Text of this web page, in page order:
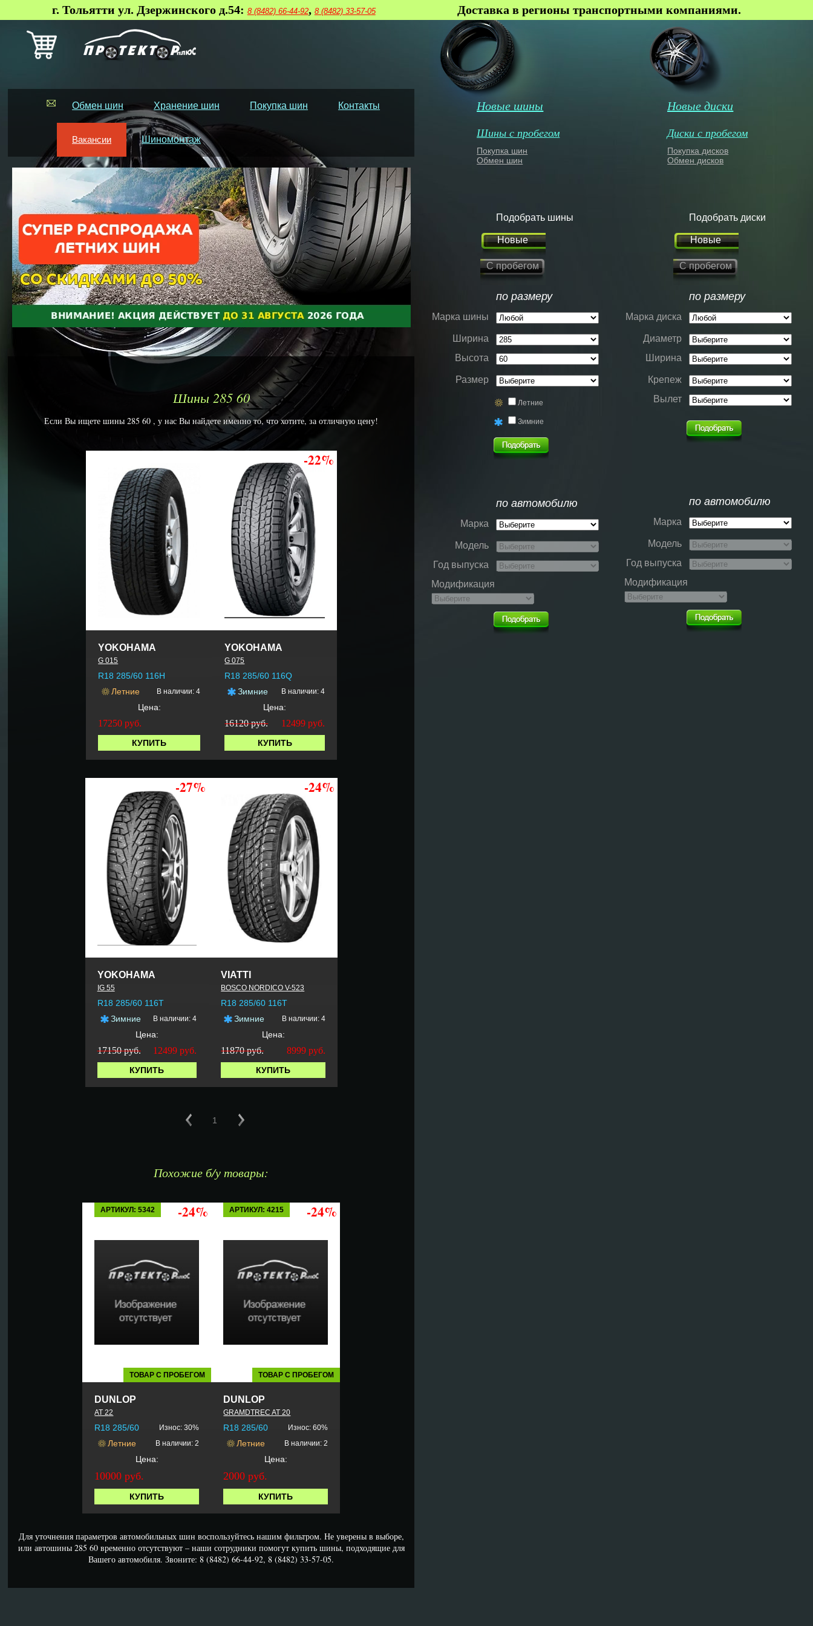
г. Тольятти ул. Дзержинского д.54: 8 (8482) 66-44-92, 8 (8482) 33-57-05 Доставка в регионы транспортными компаниями.
Обмен шин Хранение шин Покупка шин Контакты
Вакансии Шиномонтаж
Шины 285 60
Если Вы ищете шины 285 60 , у нас Вы найдете именно то, что хотите, за отличную цену!
YOKOHAMA
G 015
R18 285/60 116H
Летние
В наличии: 4
Цена:
17250руб.
КУПИТЬ
-22%
YOKOHAMA
G 075
R18 285/60 116Q
Зимние
В наличии: 4
Цена:
16120 руб. 12499 руб.
КУПИТЬ
-27%
YOKOHAMA
IG 55
R18 285/60 116T
Зимние
В наличии: 4
Цена:
17150 руб. 12499руб.
КУПИТЬ
-24%
VIATTI
BOSCO NORDICO V-523
R18 285/60 116T
Зимние
В наличии: 4
Цена:
11870 руб. 8999руб.
КУПИТЬ
1
Похожие б/у товары:
АРТИКУЛ: 5342 -24%
ТОВАР С ПРОБЕГОМ
DUNLOP
AT 22
R18 285/60 Износ: 30%
Летние В наличии: 2
Цена:
10000 руб.
КУПИТЬ
АРТИКУЛ: 4215 -24%
ТОВАР С ПРОБЕГОМ
DUNLOP
GRAMDTREC AT 20
R18 285/60 Износ: 60%
Летние В наличии: 2
Цена:
2000 руб.
КУПИТЬ
Для уточнения параметров автомобильных шин воспользуйтесь нашим фильтром. Не уверены в выборе,
или автошины 285 60 временно отсутствуют – наши сотрудники помогут купить шины, подходящие для
Вашего автомобиля. Звоните: 8 (8482) 66-44-92, 8 (8482) 33-57-05.
Новые шины
Шины с пробегом
Покупка шин
Обмен шин
Новые диски
Диски с пробегом
Покупка дисков
Обмен дисков
Подобрать шины
Новые
С пробегом
по размеру
Марка шины
Ширина
Высота
Размер
Летние
Зимние
по автомобилю
Марка
Модель
Год выпуска
Модификация
Подобрать диски
Новые
С пробегом
по размеру
Марка диска
Диаметр
Ширина
Крепеж
Вылет
по автомобилю
Марка
Модель
Год выпуска
Модификация